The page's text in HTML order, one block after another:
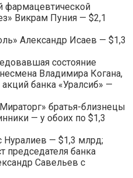
фармацевтической
Викрам Пуния — $2,1
Александр Исаев — $1,3
состояние
Владимира Когана,
банка «Уралсиб» —
братья-близнецы
— у обоих по $1,3
Нуралиев — $1,3 млрд;
председателя банка
Савельев с